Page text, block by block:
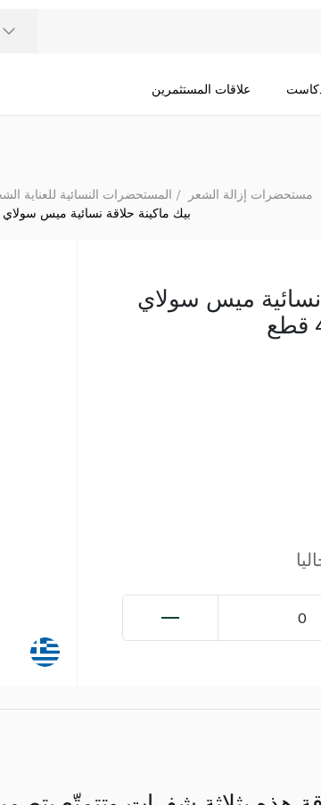
علاقات المستثمرين
المستحضرات النسائية للعناية
مستحضرات إزالة الشعر
بيك ماكينة حلاقة نسائية ميس سولاي
نسائية ميس سولاي
0